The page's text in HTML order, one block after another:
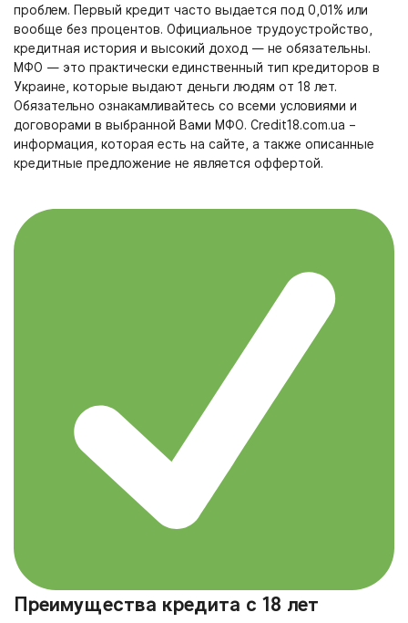
проблем. Первый кредит часто выдается под 0,01% или
вообще без процентов. Официальное трудоустройство,
кредитная история и высокий доход — не обязательны.
МФО — это практически единственный тип кредиторов в
Украине, которые выдают деньги людям от 18 лет.
Обязательно ознакамливайтесь со всеми условиями и
договорами в выбранной Вами МФО. Credit18.com.ua –
информация, которая есть на сайте, а также описанные
кредитные предложение не является оффертой.
Преимущества кредита с 18 лет